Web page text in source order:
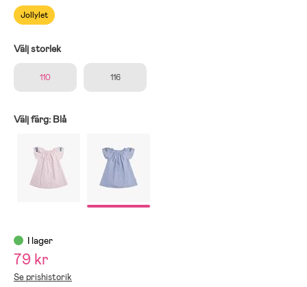
Jollylet
Välj storlek
110 116
Välj färg: Blå
I lager
79 kr
Se prishistorik